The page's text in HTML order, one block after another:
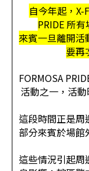
自今年起，X-
PRIDE 所
來賓一旦離開活
要再
FORMOSA
活動之一，活
這段時間正是
部分來賓於場館
這些情況引起